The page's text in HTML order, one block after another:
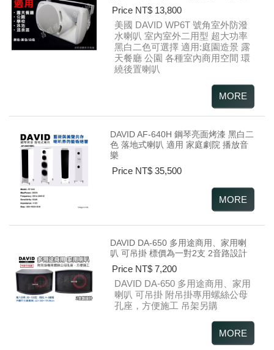
Price NT$ 13,800
美國 DAVID WP6T 號角室外防潑
水喇叭 室內室外二用型 超大功率
黑白二色可選擇 適用:庭園造景 露
天餐廳 公園 各種室內商用空間 環
繞後置喇叭
DAVID AF-640H 鋼琴亮面烤漆 黑白二
色 落地式喇叭 適用 家庭劇院 播放音
樂
Price NT$ 35,500
DAVID DA-650 多用途商用、家用喇
叭 可吊掛 標價為一對2支 2音路設計
Price NT$ 7,200
DAVID DA-650 多用途商用、家用
喇叭可吊掛 附吊掛專用螺絲公母
孔座，方便施工 吊架另購